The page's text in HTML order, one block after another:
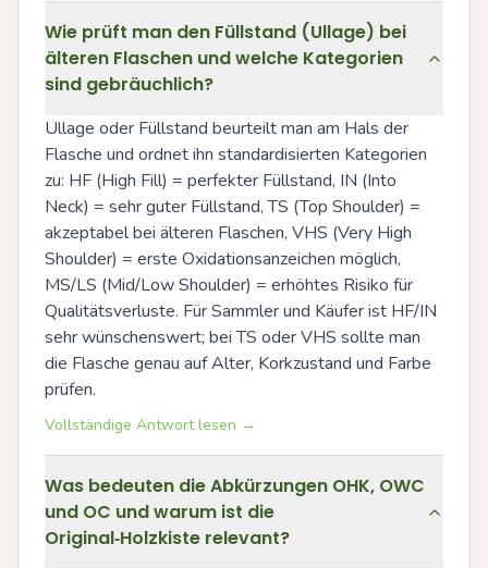
Wie prüft man den Füllstand (Ullage) bei
älteren Flaschen und welche Kategorien
sind gebräuchlich?
Ullage oder Füllstand beurteilt man am Hals der
Flasche und ordnet ihn standardisierten Kategorien
zu: HF (High Fill) = perfekter Füllstand, IN (Into
Neck) = sehr guter Füllstand, TS (Top Shoulder) =
akzeptabel bei älteren Flaschen, VHS (Very High
Shoulder) = erste Oxidationsanzeichen möglich,
MS/LS (Mid/Low Shoulder) = erhöhtes Risiko für
Qualitätsverluste. Für Sammler und Käufer ist HF/IN
sehr wünschenswert; bei TS oder VHS sollte man
die Flasche genau auf Alter, Korkzustand und Farbe
prüfen.
Vollständige Antwort lesen →
Was bedeuten die Abkürzungen OHK, OWC
und OC und warum ist die
Original‑Holzkiste relevant?